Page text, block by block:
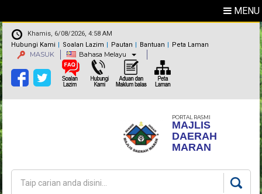
MENU
Khamis, 6/08/2026, 4:58 AM
Hubungi Kami
Soalan Lazim Pautan Bantuan Peta Laman
MASUK Bahasa Melayu
PORTAL RASMI
MAJLIS
DAERAH
MARAN
Borang carian
Carian